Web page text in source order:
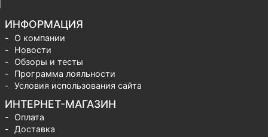
ИНФОРМАЦИЯ
О компании
Новости
Обзоры и тесты
Программа лояльности
Условия использования сайта
ИНТЕРНЕТ-МАГАЗИН
Оплата
Доставка